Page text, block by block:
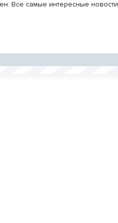
Все самые интересные новости